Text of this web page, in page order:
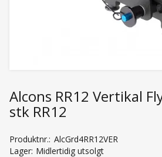
Alcons RR12 Vertikal
stk RR12
Produktnr. AlcGrd4RR12VER
Lager Midlertidig utsolgt